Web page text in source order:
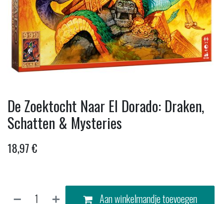
De Zoektocht Naar El Dorado: Draken,
Schatten & Mysteries
18,97€
Aan winkelmandje toevoegen